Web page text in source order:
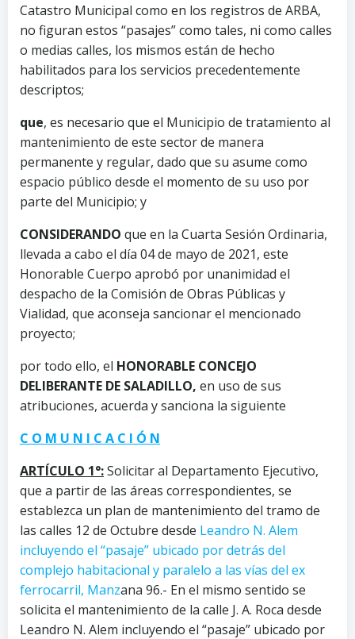
Catastro Municipal como en los registros de ARBA,
no figuran estos “pasajes” como tales, ni como calles
o medias calles, los mismos están de hecho
habilitados para los servicios precedentemente
descriptos;
que, es necesario que el Municipio de tratamiento al
mantenimiento de este sector de manera
permanente y regular, dado que su asume como
espacio público desde el momento de su uso por
parte del Municipio; y
CONSIDERANDO que en la Cuarta Sesión Ordinaria,
llevada a cabo el día 04 de mayo de 2021, este
Honorable Cuerpo aprobó por unanimidad el
despacho de la Comisión de Obras Públicas y
Vialidad, que aconseja sancionar el mencionado
proyecto;
por todo ello, el HONORABLE CONCEJO
DELIBERANTE DE SALADILLO, en uso de sus
atribuciones, acuerda y sanciona la siguiente
C O M U N I C A C I Ó N
ARTÍCULO 1°:Solicitar al Departamento Ejecutivo,
que a partir de las áreas correspondientes, se
establezca un plan de mantenimiento del tramo de
las calles 12 de Octubre desde Leandro N. Alem
incluyendo el “pasaje” ubicado por detrás del
complejo habitacional y paralelo a las vías del ex
ferrocarril, Manzana 96.- En el mismo sentido se
solicita el mantenimiento de la calle J. A. Roca desde
Leandro N. Alem incluyendo el “pasaje” ubicado por